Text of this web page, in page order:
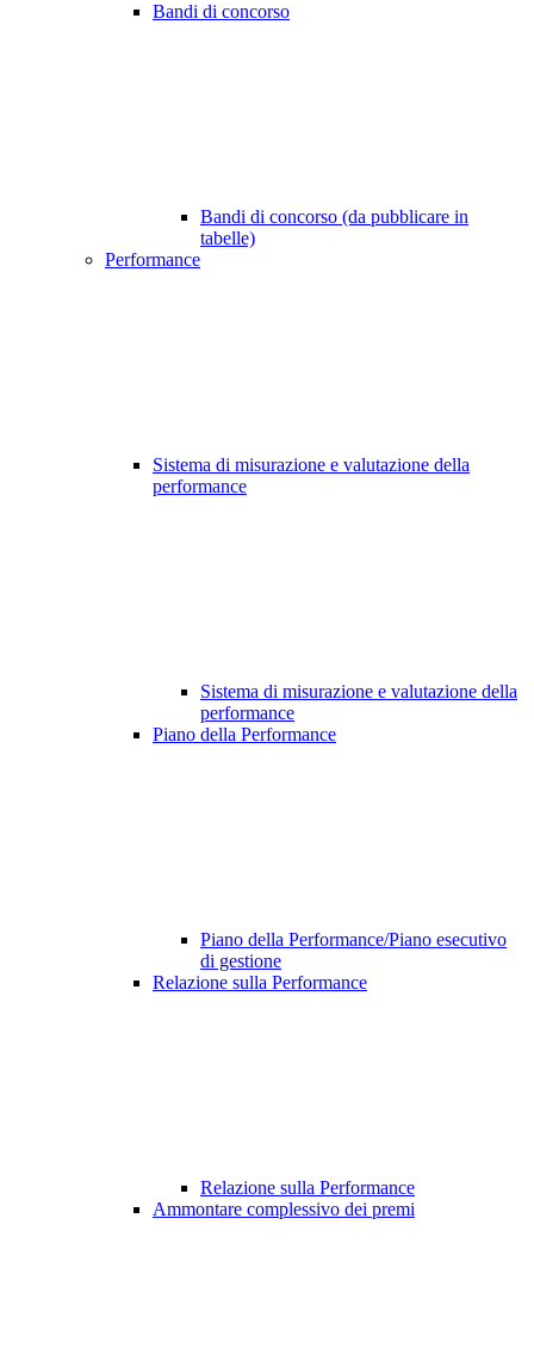
Bandi di concorso
Bandi di concorso (da pubblicare in
tabelle)
Performance
Sistema di misurazione e valutazione della
performance
Sistema di misurazione e valutazione della
performance
Piano della Performance
Piano della Performance/Piano esecutivo
di gestione
Relazione sulla Performance
Relazione sulla Performance
Ammontare complessivo dei premi